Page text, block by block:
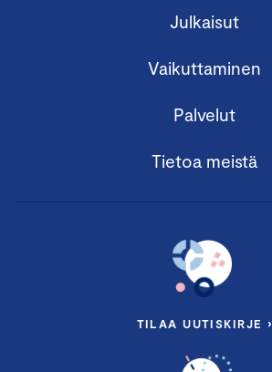
Julkaisut
Vaikuttaminen
Palvelut
Tietoa meistä
TILAA UUTISKIRJE ›